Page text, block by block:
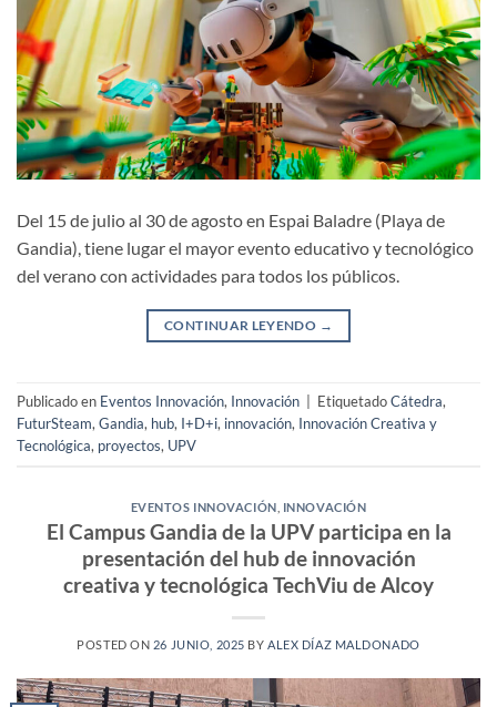
Del 15 de julio al 30 de agosto en Espai Baladre (Playa de
Gandia), tiene lugar el mayor evento educativo y tecnológico
del verano con actividades para todos los públicos.
CONTINUAR LEYENDO →
Publicado en Eventos Innovación, Innovación EtiquetadoCátedra,
FuturSteam, Gandia, hub, I+D+i, innovación, Innovación Creativa y
Tecnológica, proyectos, UPV
EVENTOS INNOVACIÓN INNOVACIÓN
El Campus Gandia de la UPV participa en la
presentación del hub de innovación
creativa y tecnológica TechViu de Alcoy
POSTED ON 26 JUNIO, 2025 BYALEX DÍAZ MALDONADO